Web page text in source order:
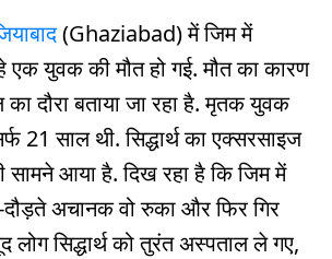
(Ghaziabad) में जिम में
युवक की मौत हो गई. मौत का कारण
का दौरा बताया जा रहा है. मृतक युवक
21 साल थी. सिद्धार्थ का एक्सरसाइज
सामने आया है. दिख रहा है कि जिम में
अचानक वो रुका और फिर गिर
सिद्धार्थ को तुरंत अस्पताल ले गए,